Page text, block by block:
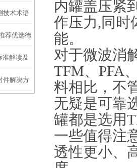
技术术语
荐优选德
准解读及
件解决方
内罐盖压紧
作压力,同时
能。
对于微波消
TFM、PFA
料相比，不
无疑是可靠
罐都是选用
一些值得注
透性更小、